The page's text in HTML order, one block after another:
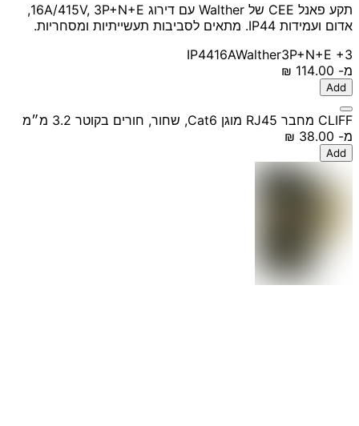
תקע פאנל CEE של Walther עם דירוג 16A/415V, 3P+N+E,
אדום ועמידות IP44. מתאים לסביבות תעשייתיות ומסחריות.
IP4416AWalther3P+N+E +3
מ-
Add
CLIFF מחבר RJ45 מוגן Cat6, שחור, חורים בקוטר 3.2 מ״מ
מ-
Add